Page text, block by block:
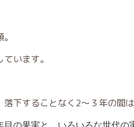
います。
下することなく2～３年の間
の果実と、いろいろな世代の